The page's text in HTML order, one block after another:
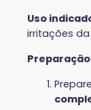
Uso
irritações